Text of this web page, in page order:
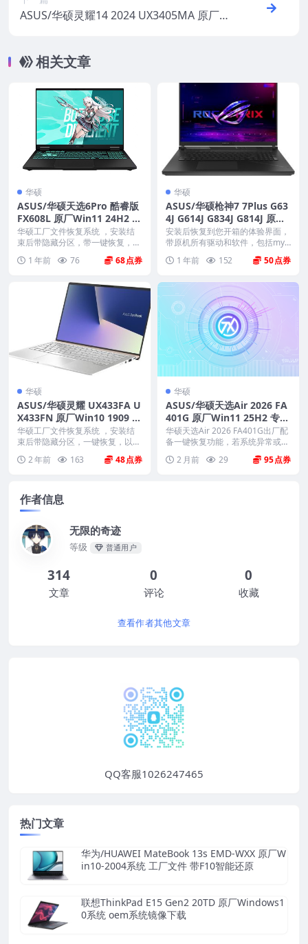
ASUS/华硕灵耀14 2024 UX3405MA 原厂Wi
相关文章
华硕
ASUS/华硕天选6Pro 酷睿版
FX608L 原厂Win11 24H2 家
庭版系统 工厂文件 带ASUS
Recovery恢复
华硕工厂文件恢复系统 ，安装结
束后带隐藏分区，带一键恢复，以
1 年前 76 68
华硕
ASUS/华硕枪神7 7Plus G63
4J G614J G834J G814J 原厂
Win11 24H2系统 非工厂模
式
安装后恢复到您开箱的体验界面，
带原机所有驱动和软件，包括mya
1 年前 152 50
华硕
ASUS/华硕灵耀 UX433FA U
X433FN 原厂Win10 1909 工
厂文件 带ASUS Recovery恢
复
华硕工厂文件恢复系统 ，安装结
束后带隐藏分区，一键恢复，以及
2 年前 163 48
华硕
ASUS/华硕天选Air 2026 FA
401G 原厂Win11 25H2 专业
工作站版 工厂文件 带ASUS
Recovery恢复
华硕天选Air 2026 FA401G出厂配
备一键恢复功能，若系统异常或重
2 月前 29 95
作者信息
无限的奇迹
等级 普通用户
314
文章
0
评论
0
收藏
查看作者其他文章
QQ客服1026247465
热门文章
华为/HUAWEI MateBook 13s EMD-WXX 原厂W
in10-2004系统 工厂文件 带F10智能还原
联想ThinkPad E15 Gen2 20TD 原厂Windows1
0系统 oem系统镜像下载